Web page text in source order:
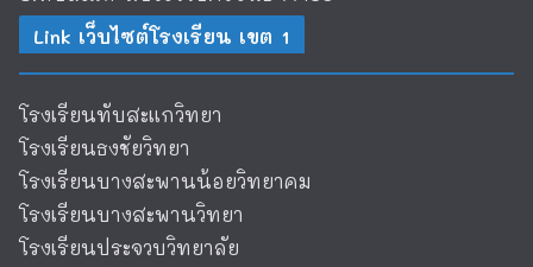
Link เว็บไซต์โรงเรียน เขต 1
โรงเรียนทับสะแกวิทยา
โรงเรียนธงชัยวิทยา
โรงเรียนบางสะพานน้อยวิทยาคม
โรงเรียนบางสะพานวิทยา
โรงเรียนประจวบวิทยาลัย